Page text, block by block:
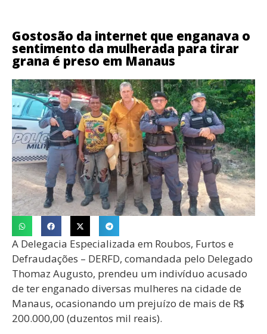
Gostosão da internet que enganava o
sentimento da mulherada para tirar
grana é preso em Manaus
A Delegacia Especializada em Roubos, Furtos e
Defraudações – DERFD, comandada pelo Delegado
Thomaz Augusto, prendeu um indivíduo acusado
de ter enganado diversas mulheres na cidade de
Manaus, ocasionando um prejuízo de mais de R$
200.000,00 (duzentos mil reais).